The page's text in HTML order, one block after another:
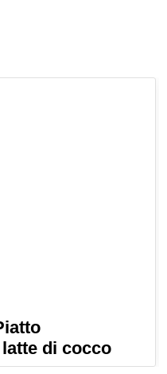
di cocco